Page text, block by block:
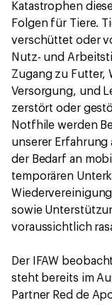
Katastrophen
Folgen für Tiere.
verschüttet oder
Nutz- und
Zugang zu Futter,
Versorgung, und
zerstört oder
Notfhile werden
unserer
der Bedarf an
temporären
sowie
voraussichtlich
Der IFAW
steht bereits im
Partner Red de